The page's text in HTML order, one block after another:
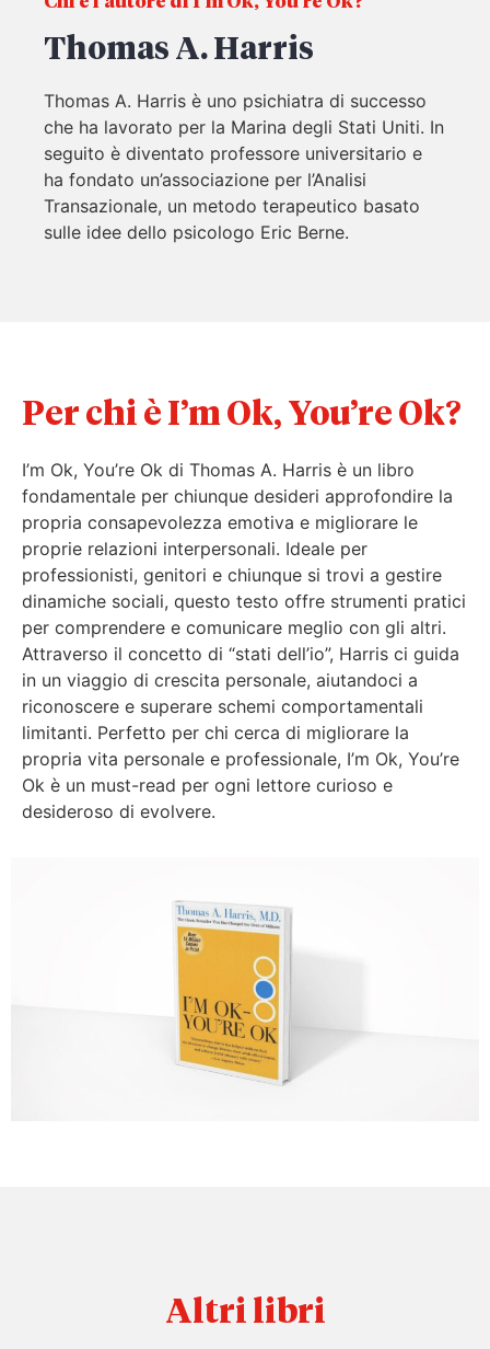
Thomas A. Harris
Thomas A. Harris è uno psichiatra di successo
che ha lavorato per la Marina degli Stati Uniti. In
seguito è diventato professore universitario e
ha fondato un’associazione per l’Analisi
Transazionale, un metodo terapeutico basato
sulle idee dello psicologo Eric Berne.
Per chi è I’m Ok, You’re Ok?
I’m Ok, You’re Ok di Thomas A. Harris è un libro
fondamentale per chiunque desideri approfondire la
propria consapevolezza emotiva e migliorare le
proprie relazioni interpersonali. Ideale per
professionisti, genitori e chiunque si trovi a gestire
dinamiche sociali, questo testo offre strumenti pratici
per comprendere e comunicare meglio con gli altri.
Attraverso il concetto di “stati dell’io”, Harris ci guida
in un viaggio di crescita personale, aiutandoci a
riconoscere e superare schemi comportamentali
limitanti. Perfetto per chi cerca di migliorare la
propria vita personale e professionale, I’m Ok, You’re
Ok è un must-read per ogni lettore curioso e
desideroso di evolvere.
Altri libri